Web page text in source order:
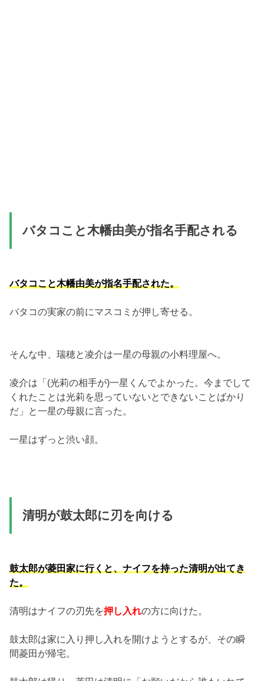
バタコこと木幡由美が指名手配される
バタコこと木幡由美が指名手配された。
バタコの実家の前にマスコミが押し寄せる。
そんな中、瑞穂と凌介は一星の母親の小料理屋へ。
凌介は「(光莉の相手が)一星くんでよかった。今までして
くれたことは光莉を思っていないとできないことばかり
だ」と一星の母親に言った。
一星はずっと渋い顔。
清明が鼓太郎に刃を向ける
鼓太郎が菱田家に行くと、ナイフを持った清明が出てき
た。
清明はナイフの刃先を押し入れの方に向けた。
鼓太郎は家に入り押し入れを開けようとするが、その瞬
間菱田が帰宅。